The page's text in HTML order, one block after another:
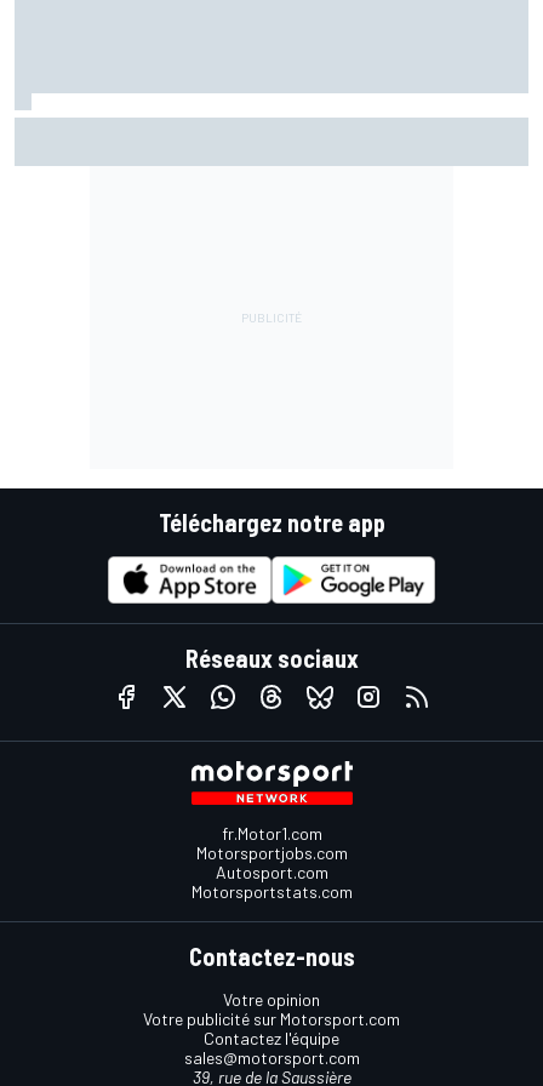
Téléchargez notre app
Réseaux sociaux
fr.Motor1.com
Motorsportjobs.com
Autosport.com
Motorsportstats.com
Contactez-nous
Votre opinion
Votre publicité sur Motorsport.com
Contactez l'équipe
sales@motorsport.com
39, rue de la Saussière